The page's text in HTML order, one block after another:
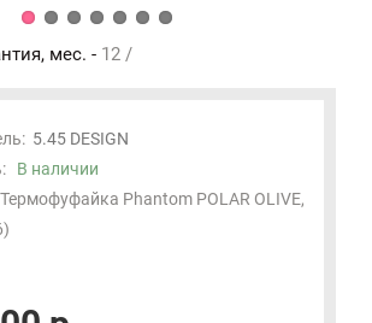
мес. - 12 /
5.45 DESIGN
В наличии
Термофуфайка Phantom POLAR OLIVE,